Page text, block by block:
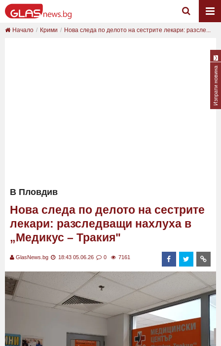
Начало Крими Нова следа по делото на сестрите лекари: разсле...
В Пловдив
Нова следа по делото на сестрите
лекари: разследващи нахлуха в
„Медикус – Тракия"
GlasNews.bg 18:43 05.06.26 0 7161
Изпрати новина